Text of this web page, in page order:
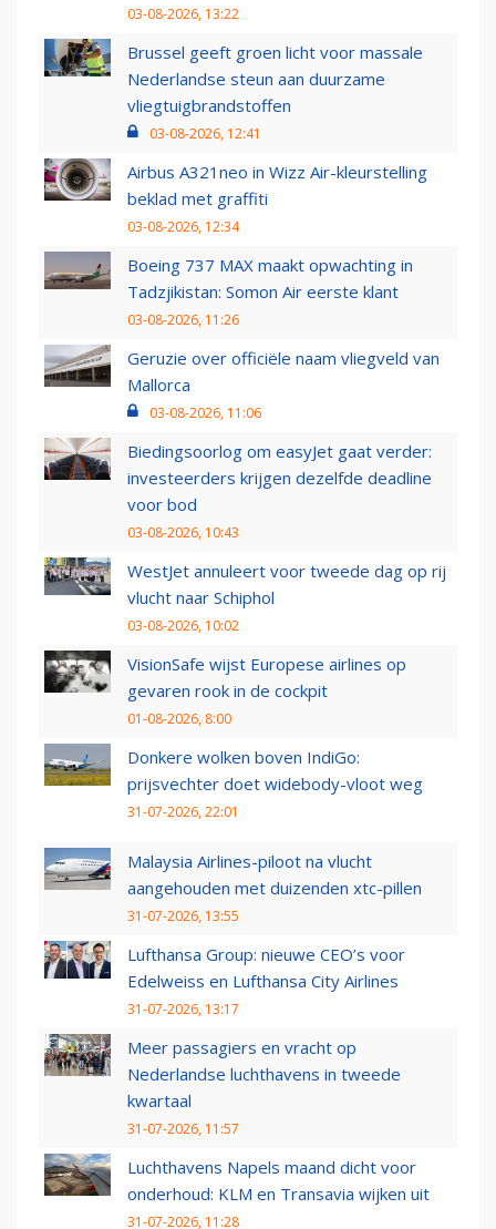
03-08-2026, 13:22
Brussel geeft groen licht voor massale
Nederlandse steun aan duurzame
vliegtuigbrandstoffen
03-08-2026, 12:41
Airbus A321neo in Wizz Air-kleurstelling
beklad met graffiti
03-08-2026, 12:34
Boeing 737 MAX maakt opwachting in
Tadzjikistan: Somon Air eerste klant
03-08-2026, 11:26
Geruzie over officiële naam vliegveld van
Mallorca
03-08-2026, 11:06
Biedingsoorlog om easyJet gaat verder:
investeerders krijgen dezelfde deadline
voor bod
03-08-2026, 10:43
WestJet annuleert voor tweede dag op rij
vlucht naar Schiphol
03-08-2026, 10:02
VisionSafe wijst Europese airlines op
gevaren rook in de cockpit
01-08-2026, 8:00
Donkere wolken boven IndiGo:
prijsvechter doet widebody-vloot weg
31-07-2026, 22:01
Malaysia Airlines-piloot na vlucht
aangehouden met duizenden xtc-pillen
31-07-2026, 13:55
Lufthansa Group: nieuwe CEO’s voor
Edelweiss en Lufthansa City Airlines
31-07-2026, 13:17
Meer passagiers en vracht op
Nederlandse luchthavens in tweede
kwartaal
31-07-2026, 11:57
Luchthavens Napels maand dicht voor
onderhoud: KLM en Transavia wijken uit
31-07-2026, 11:28